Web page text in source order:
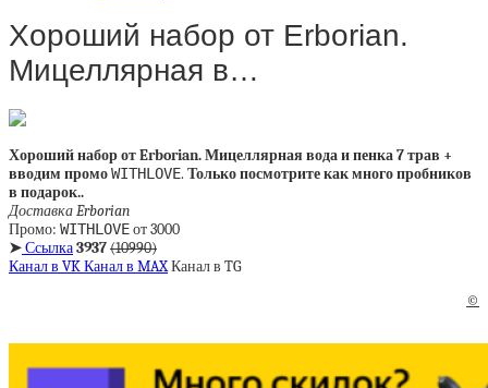
Хороший набор от Erborian.
Мицеллярная в…
Хороший набор от Erborian. Мицеллярная вода и пенка 7 трав +
вводим промоWITHLOVE. Только посмотрите как много пробников
в подарок..
Доставка Erborian
Промо: WITHLOVEот 3000
➤Ссылка3937(10990)
Канал в VKКанал в MAXКанал в TG
©